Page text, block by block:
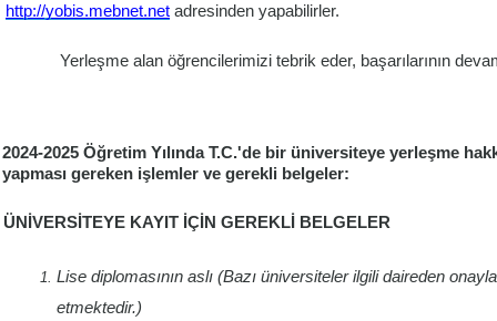
http://yobis.mebnet.net adresinden yapabilirler.
Yerleşme alan öğrencilerimizi tebrik eder, başarılarının
2024-2025 Öğretim Yılında T.C.'de bir üniversiteye yerleşme
yapması gereken işlemler ve gerekli belgeler:
ÜNİVERSİTEYE KAYIT İÇİN GEREKLİ BELGELER
Lise diplomasının aslı (Bazı üniversiteler ilgili daireden
etmektedir.)